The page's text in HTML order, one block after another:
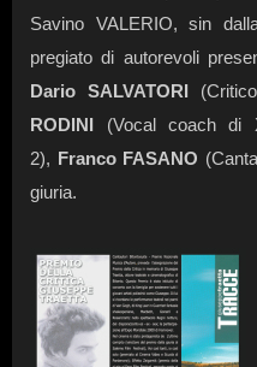
Savino VALERIO, sin
pregiato di autorevoli
Dario SALVATORI
RODINI
(Vocal coach di
2),
Franco FASANO
giuria.